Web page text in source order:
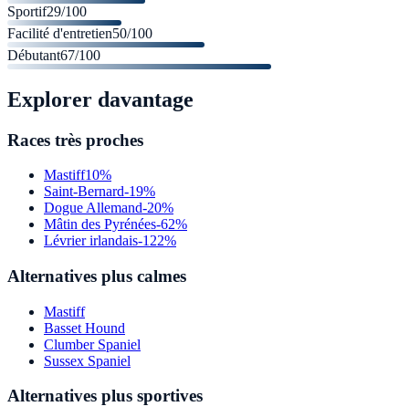
Sportif29/100
Facilité d'entretien50/100
Débutant67/100
Explorer davantage
Races très proches
Mastiff10%
Saint-Bernard-19%
Dogue Allemand-20%
Mâtin des Pyrénées-62%
Lévrier irlandais-122%
Alternatives plus calmes
Mastiff
Basset Hound
Clumber Spaniel
Sussex Spaniel
Alternatives plus sportives